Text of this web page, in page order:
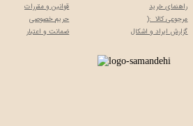
راهنمای خرید
مرجوعی کالا :(
گزارش ایراد و اشکال
قوانین و مقررات
حریم خصوصی
ضمانت و اعتبار